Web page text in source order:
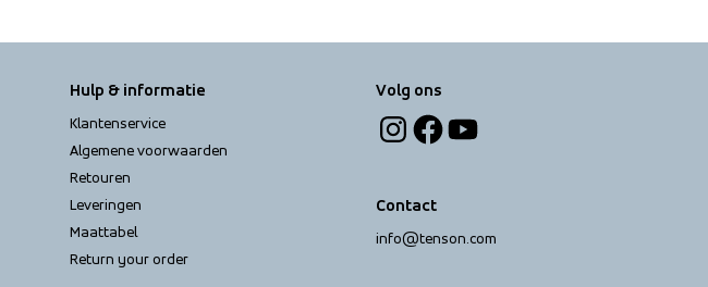
Hulp & informatie
Klantenservice
Algemene voorwaarden
Retouren
Leveringen
Maattabel
Return your order
Volg ons
Contact
info@tenson.com